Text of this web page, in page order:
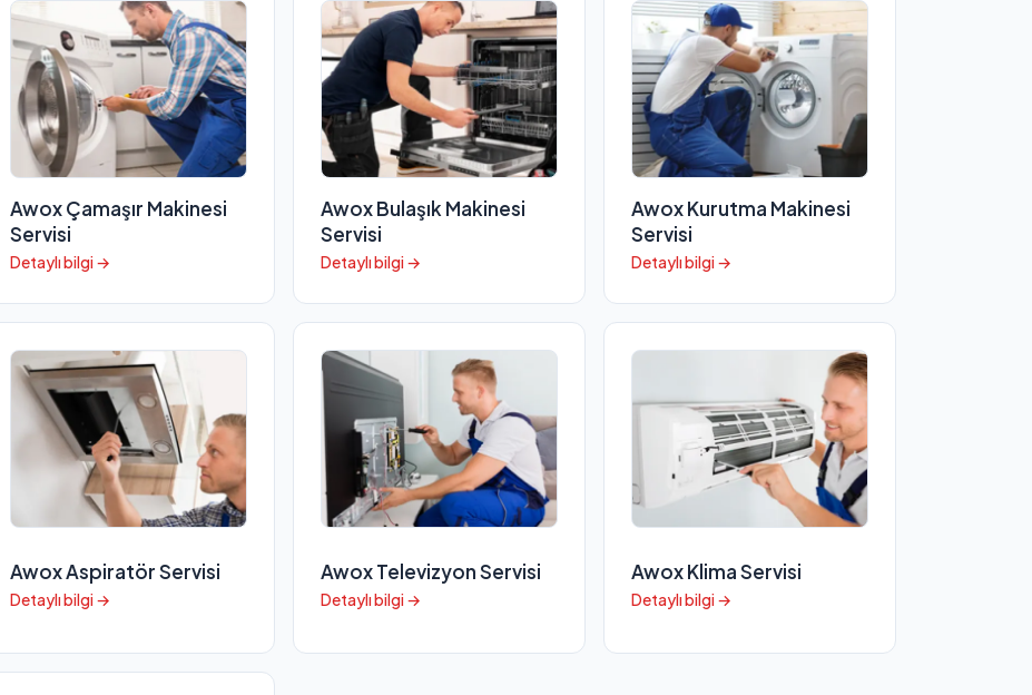
Awox Çamaşır Makinesi
Servisi
Detaylı bilgi →
Awox Bulaşık Makinesi
Servisi
Detaylı bilgi →
Awox Kurutma Makinesi
Servisi
Detaylı bilgi →
Awox Aspiratör Servisi
Detaylı bilgi →
Awox Televizyon Servisi
Detaylı bilgi →
Awox Klima Servisi
Detaylı bilgi →